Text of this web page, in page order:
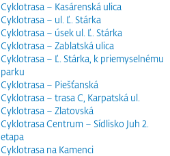
Cyklotrasa – Kasárenská ulica
Cyklotrasa – ul. Ľ. Stárka
Cyklotrasa – úsek ul. Ľ. Stárka
Cyklotrasa – Zablatská ulica
Cyklotrasa – Ľ. Stárka, k priemyselnému
parku
Cyklotrasa – Piešťanská
Cyklotrasa – trasa C, Karpatská ul.
Cyklotrasa – Zlatovská
Cyklotrasa Centrum – Sídlisko Juh 2.
etapa
Cyklotrasa na Kamenci